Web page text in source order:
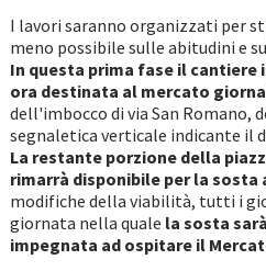
I lavori saranno organizzati per
meno possibile sulle abitudini e
In questa prima fase il cantiere
ora destinata al mercato
dell'imbocco di via San Romano,
segnaletica verticale indicante il
La restante porzione della
rimarrà disponibile per la sosta
modifiche della viabilità, tutti i
giornata nella quale la sosta
impegnata ad ospitare il